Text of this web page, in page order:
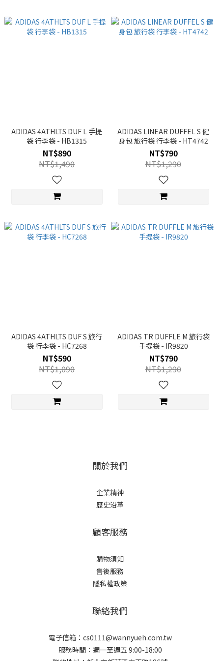
ADIDAS 4ATHLTS DUF L 手提
袋 行李袋 - HB1315
NT$890
NT$1,490
ADIDAS LINEAR DUFFEL S 健
身包 旅行袋 行李袋 - HT4742
NT$790
NT$1,290
ADIDAS 4ATHLTS DUF S 旅行
袋 行李袋 - HC7268
NT$590
NT$1,090
ADIDAS TR DUFFLE M 旅行袋
手提袋 - IR9820
NT$790
NT$1,290
關於我們
企業精神
歷史沿革
顧客服務
購物須知
售後服務
隱私權政策
聯絡我們
電子信箱：cs0111@wannyueh.com.tw
服務時間：週一至週五 9:00-18:00